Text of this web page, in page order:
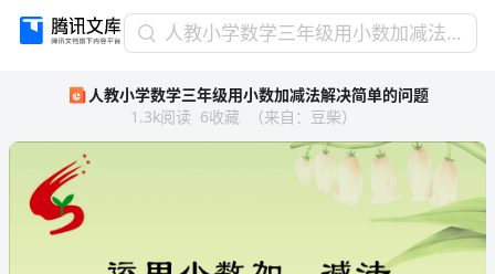
人
小
学
数
人教小学数学三年级用小数加减法解决简单的问题
人教小学数学三年级用小数加减法解决简单的问题
1.3k阅读 6收藏 （来自 ： 豆柴）